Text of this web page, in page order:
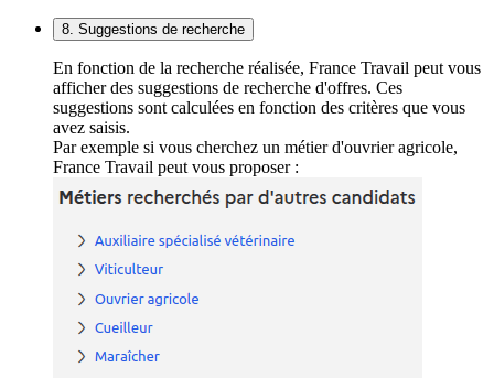
8. Suggestions de recherche
En fonction de la recherche réalisée, France Travail peut vous
afficher des suggestions de recherche d'offres. Ces
suggestions sont calculées en fonction des critères que vous
avez saisis.
Par exemple si vous cherchez un métier d'ouvrier agricole,
France Travail peut vous proposer :